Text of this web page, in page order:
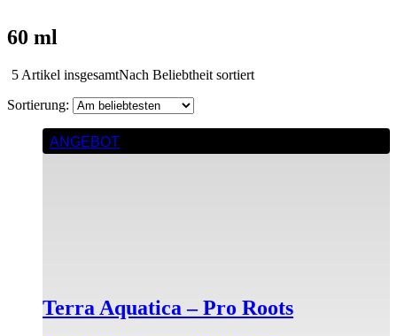
60 ml
5 Artikel insgesamtNach Beliebtheit sortiert
ANGEBOT
Terra Aquatica – Pro Roots